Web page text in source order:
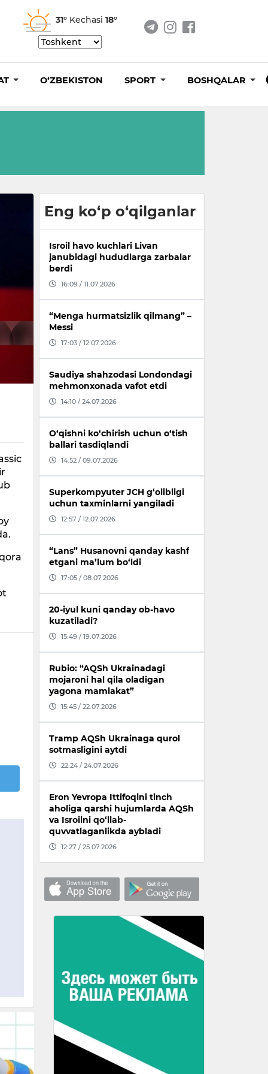
31° Kechasi 18°
O‘ZBEKISTON SPORT BOSHQALAR
Eng ko‘p o‘qilganlar
Isroil havo kuchlari Livan
janubidagi hududlarga zarbalar
berdi
16:09 / 11.07.2026
“Menga hurmatsizlik qilmang” –
Messi
17:03 / 12.07.2026
Saudiya shahzodasi Londondagi
mehmonxonada vafot etdi
14:10 / 24.07.2026
O‘qishni ko‘chirish uchun o‘tish
ballari tasdiqlandi
14:52 / 09.07.2026
Superkompyuter JCH g‘olibligi
uchun taxminlarni yangiladi
12:57 / 12.07.2026
“Lans” Husanovni qanday kashf
etgani ma’lum bo‘ldi
17:05 / 08.07.2026
20-iyul kuni qanday ob-havo
kuzatiladi?
15:49 / 19.07.2026
Rubio: “AQSh Ukrainadagi
mojaroni hal qila oladigan
yagona mamlakat”
15:45 / 22.07.2026
Tramp AQSh Ukrainaga qurol
sotmasligini aytdi
22:24 / 24.07.2026
Eron Yevropa Ittifoqini tinch
aholiga qarshi hujumlarda AQSh
va Isroilni qo‘llab-
quvvatlaganlikda aybladi
12:27 / 25.07.2026